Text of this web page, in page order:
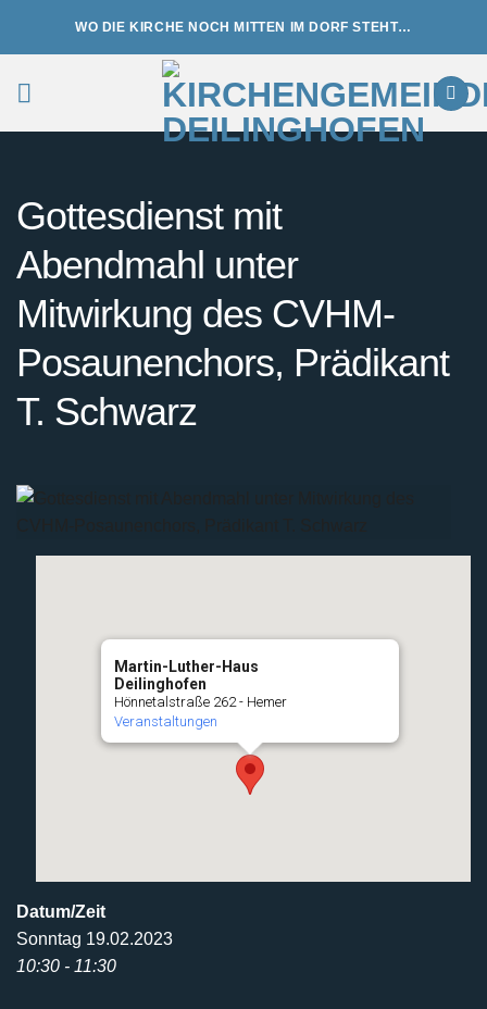
WO DIE KIRCHE NOCH MITTEN IM DORF STEHT…
Gottesdienst mit
Abendmahl unter
Mitwirkung des CVHM-
Posaunenchors, Prädikant
T. Schwarz
Martin-Luther-Haus
Deilinghofen
Hönnetalstraße 262 - Hemer
Veranstaltungen
Datum/Zeit
Sonntag 19.02.2023
10:30 - 11:30